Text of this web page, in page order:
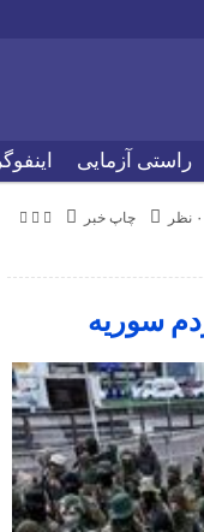
راستی آزمایی
چاپ خبر
۰ نظر
سوریه